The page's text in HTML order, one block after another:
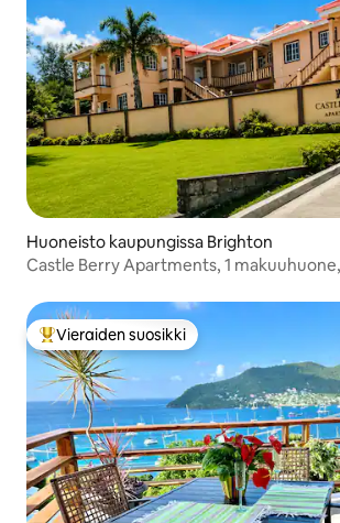
Huoneisto kaupungissa Brighton
Castle Berry Apartments, 1
Vieraiden suosikkien parhaimmistoa
Vieraiden suosikki